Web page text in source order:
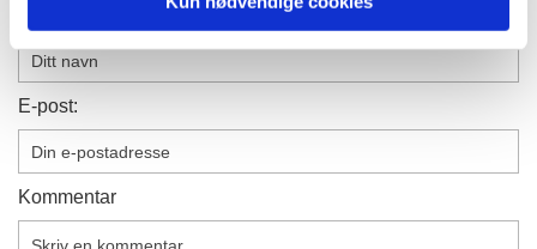
E-post:
Kommentar